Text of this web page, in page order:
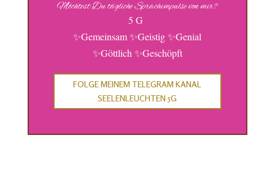
Möchtest Du tägliche Sprachimpulse von mir?
5 G
✨Gemeinsam ✨Geistig ✨Genial
✨Göttlich ✨Geschöpft
FOLGE MEINEM TELEGRAM KANAL
SEELENLEUCHTEN 5G